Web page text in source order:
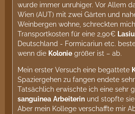
wurde immer unruhiger. Vor Allem
Wien (AUT) mit zwei Gärten und
Weinbergen wohne, schreckten
Transportkosten für eine 2,90€
Deutschland - Formicariun etc.
wenn die Kolonie größer ist – ab.
Mein erster Versuch eine begattete
Spaziergehen zu fangen endete
Tatsächlich erwischte ich eine sehr
sanguinea Arbeiterin und stopfte
Aber mein Kollege verschaffte mir